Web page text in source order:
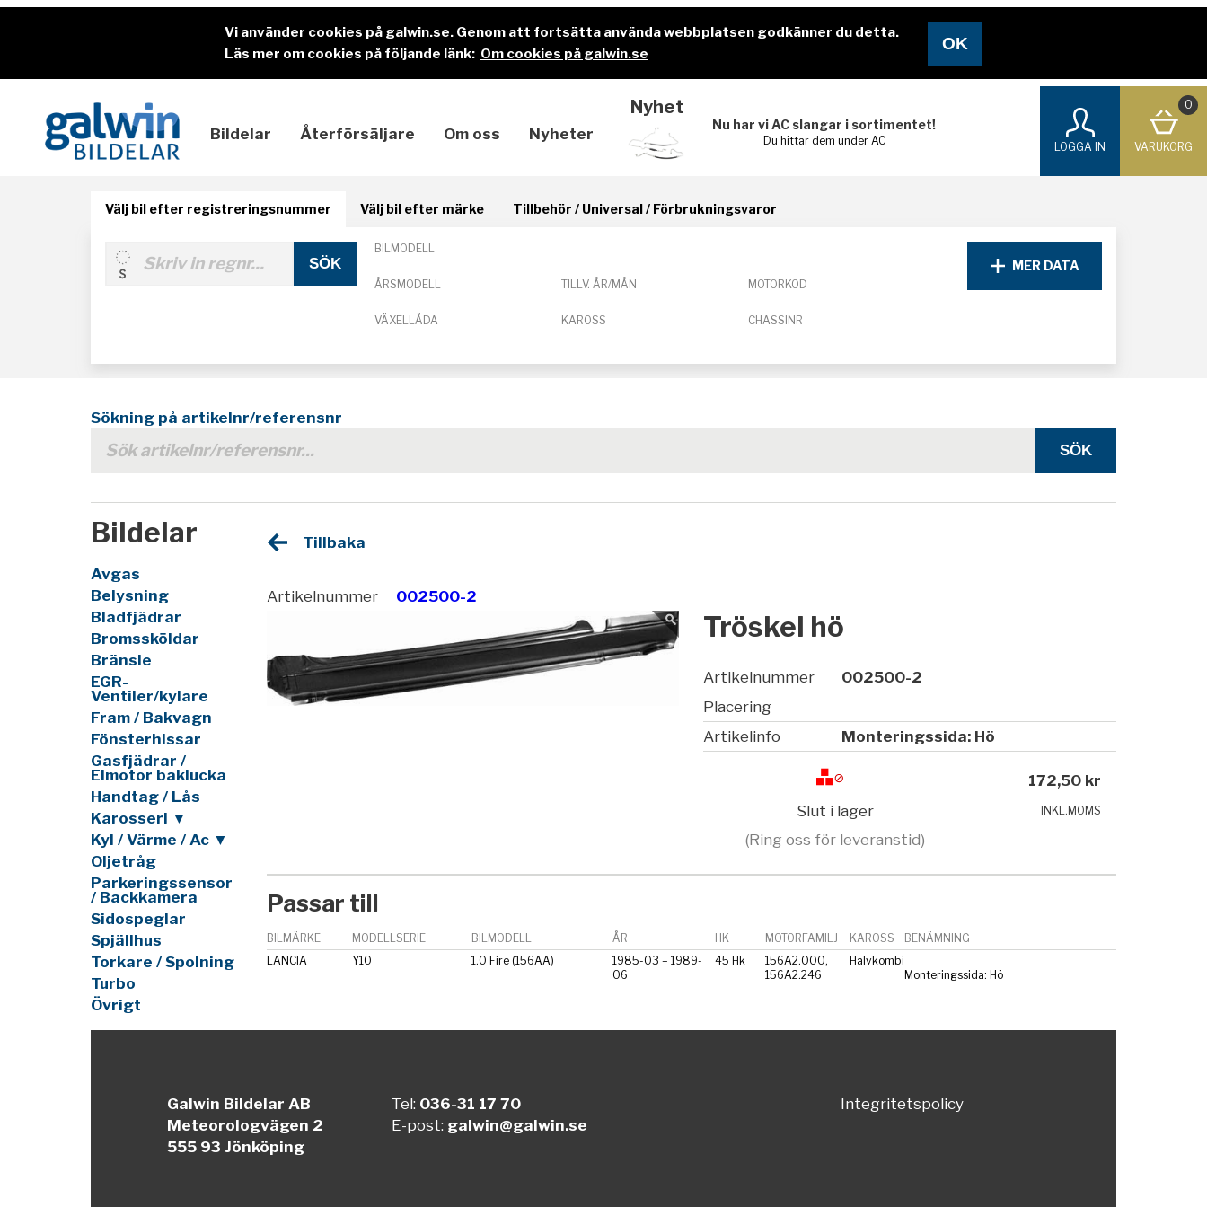
Vi använder cookies på galwin.se. Genom att fortsätta använda webbplatsen godkänner du detta.
Läs mer om cookies på följande länk: Om cookies på galwin.se
Bildelar Återförsäljare Om oss Nyheter
Nyhet
Nu har vi AC slangar i sortimentet!
Du hittar dem under AC
LOGGA IN
0
VARUKORG
Välj bil efter registreringsnummer Välj bil efter märke Tillbehör / Universal / Förbrukningsvaror
BILMODELL
ÅRSMODELL TILLV. ÅR/MÅN MOTORKOD
VÄXELLÅDA KAROSS CHASSINR
MER DATA
Sökning på artikelnr/referensnr
Bildelar
Avgas
Belysning
Bladfjädrar
Bromssköldar
Bränsle
EGR-
Ventiler/kylare
Fram / Bakvagn
Fönsterhissar
Gasfjädrar /
Elmotor baklucka
Handtag / Lås
Karosseri ▼
Kyl / Värme / Ac ▼
Oljetråg
Parkeringssensor
/ Backkamera
Sidospeglar
Spjällhus
Torkare / Spolning
Turbo
Övrigt
Tillbaka
Artikelnummer 002500-2
Tröskel hö
Artikelnummer
002500-2
Placering
Artikelinfo
Monteringssida: Hö
Slut i lager
(Ring oss för leveranstid)
172,50 kr
INKL.MOMS
Passar till
BILMÄRKE MODELLSERIE BILMODELL ÅR HK MOTORFAMILJ KAROSS
BENÄMNING
LANCIA
Y10 1.0 Fire (156AA)
1985-03 – 1989-
06
45 Hk
156A2.000,
156A2.246
Halvkombi
Monteringssida: Hö
Galwin Bildelar AB
Meteorologvägen 2
555 93 Jönköping
Tel: 036-31 17 70
E-post: galwin@galwin.se
Integritetspolicy